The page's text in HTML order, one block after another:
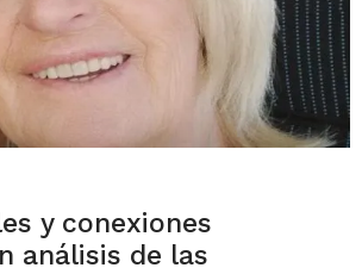
y conexiones
análisis de las